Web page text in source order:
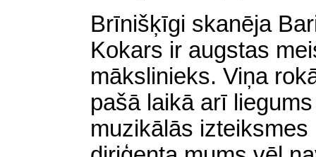
Brīnišķīgi skanēja
Kokars ir augstas
mākslinieks. Viņa
pašā laikā arī
muzikālās